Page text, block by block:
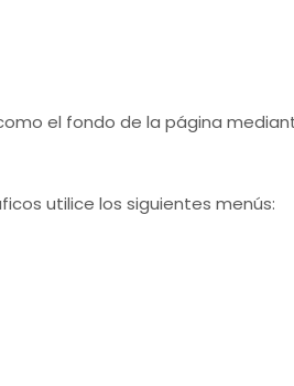
el fondo de la página
utilice los siguientes menús: